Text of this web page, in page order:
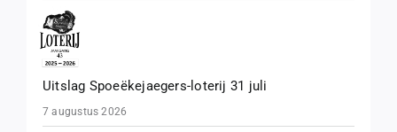
Uitslag Spoeëkejaegers-loterij 31 juli
7 augustus 2026